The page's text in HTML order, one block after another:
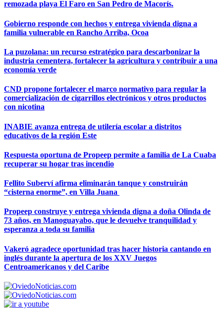
remozada playa El Faro en San Pedro de Macorís.
Gobierno responde con hechos y entrega vivienda digna a
familia vulnerable en Rancho Arriba, Ocoa
La puzolana: un recurso estratégico para descarbonizar la
industria cementera, fortalecer la agricultura y contribuir a una
economía verde
CND propone fortalecer el marco normativo para regular la
comercialización de cigarrillos electrónicos y otros productos
con nicotina
INABIE avanza entrega de utilería escolar a distritos
educativos de la región Este
Respuesta oportuna de Propeep permite a familia de La Cuaba
recuperar su hogar tras incendio
Fellito Suberví afirma eliminarán tanque y construirán
“cisterna enorme”, en Villa Juana
Propeep construye y entrega vivienda digna a doña Olinda de
73 años, en Manoguayabo, que le devuelve tranquilidad y
esperanza a toda su familia
Vakeró agradece oportunidad tras hacer historia cantando en
inglés durante la apertura de los XXV Juegos
Centroamericanos y del Caribe